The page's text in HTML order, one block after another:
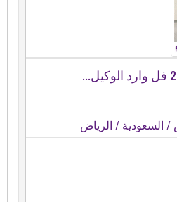
/ السعودية/ الرياض